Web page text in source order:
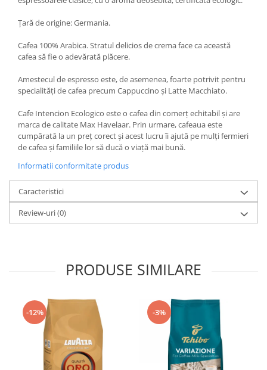
Țară de origine: Germania.
Cafea 100% Arabica. Stratul delicios de crema face ca această
cafea să fie o adevărată plăcere.
Amestecul de espresso este, de asemenea, foarte potrivit pentru
specialități de cafea precum Cappuccino și Latte Macchiato.
Cafe Intencion Ecologico este o cafea din comerț echitabil și are
marca de calitate Max Havelaar. Prin urmare, cafeaua este
cumpărată la un preț corect și acest lucru îi ajută pe mulți fermieri
de cafea și familiile lor să ducă o viață mai bună.
Informatii conformitate produs
Caracteristici
Review-uri(0)
PRODUSE SIMILARE
-12% -3%